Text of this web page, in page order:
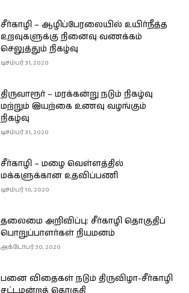
சீர்காழி – ஆழிப்பேரலையில் உயிர்நீத்த
உறவுகளுக்கு நினைவு வணக்கம்
செலுத்தும் நிகழ்வு
டிசம்பர் 31, 2020
திருவாரூர் – மரக்கன்று நடும் நிகழ்வு
மற்றும் இயற்கை உணவு வழங்கும்
நிகழ்வு
டிசம்பர் 31, 2020
சீர்காழி – மழை வெள்ளத்தில்
மக்களுக்கான உதவிப்பணி
டிசம்பர் 10, 2020
தலைமை அறிவிப்பு: சீர்காழி தொகுதிப்
பொறுப்பாளர்கள் நியமனம்
அக்டோபர் 30, 2020
பனை விதைகள் நடும் திருவிழா-சீர்காழி
சட்டமன்றத் தொகுதி